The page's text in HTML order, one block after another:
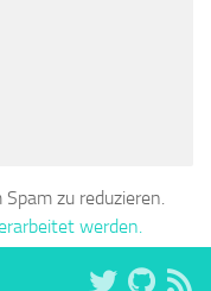
zu reduzieren.
werden.